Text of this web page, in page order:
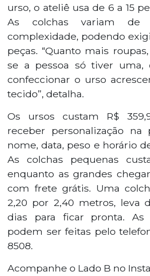
urso, o ateliê usa de 6 a 15
As colchas variam de
complexidade, podendo
peças. “Quanto mais
se a pessoa só tiver uma,
confeccionar o urso
tecido”, detalha.
Os ursos custam R$
receber personalização na
nome, data, peso e horário
As colchas pequenas
enquanto as grandes
com frete grátis. Uma
2,20 por 2,40 metros, leva
dias para ficar pronta. As
podem ser feitas pelo
8508.
Acompanhe o Lado B no